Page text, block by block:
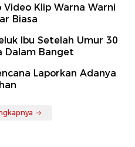
Video Klip Warna Warni
Biasa
Ibu Setelah Umur 30
Dalam Banget
Laporkan Adanya